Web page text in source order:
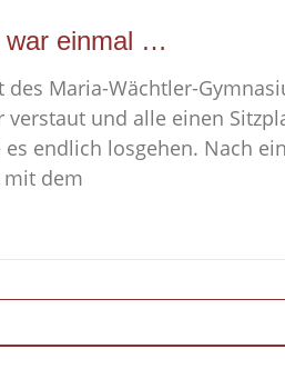
war einmal …
des Maria-Wächtler-
verstaut und alle einen
endlich losgehen. Nach
mit dem